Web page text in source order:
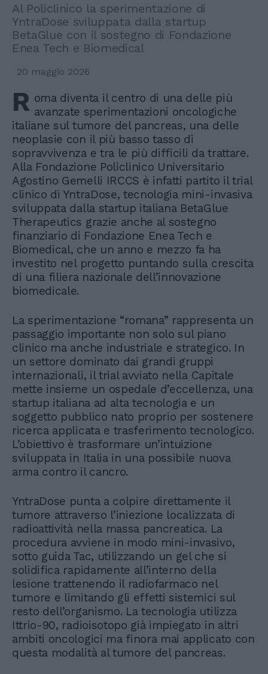
Al Policlinico la sperimentazione di
YntraDose sviluppata dalla startup
BetaGlue con il sostegno di Fondazione
Enea Tech e Biomedical
20 maggio 2026
R oma diventa il centro di una delle più
avanzate sperimentazioni oncologiche
italiane sul tumore del pancreas, una delle
neoplasie con il più basso tasso di
sopravvivenza e tra le più difficili da trattare.
Alla Fondazione Policlinico Universitario
Agostino Gemelli IRCCS è infatti partito il trial
clinico di YntraDose, tecnologia mini-invasiva
sviluppata dalla startup italiana BetaGlue
Therapeutics grazie anche al sostegno
finanziario di Fondazione Enea Tech e
Biomedical, che un anno e mezzo fa ha
investito nel progetto puntando sulla crescita
di una filiera nazionale dell’innovazione
biomedicale.
La sperimentazione “romana” rappresenta un
passaggio importante non solo sul piano
clinico ma anche industriale e strategico. In
un settore dominato dai grandi gruppi
internazionali, il trial avviato nella Capitale
mette insieme un ospedale d’eccellenza, una
startup italiana ad alta tecnologia e un
soggetto pubblico nato proprio per sostenere
ricerca applicata e trasferimento tecnologico.
L’obiettivo è trasformare un’intuizione
sviluppata in Italia in una possibile nuova
arma contro il cancro.
YntraDose punta a colpire direttamente il
tumore attraverso l’iniezione localizzata di
radioattività nella massa pancreatica. La
procedura avviene in modo mini-invasivo,
sotto guida Tac, utilizzando un gel che si
solidifica rapidamente all’interno della
lesione trattenendo il radiofarmaco nel
tumore e limitando gli effetti sistemici sul
resto dell’organismo. La tecnologia utilizza
Ittrio-90, radioisotopo già impiegato in altri
ambiti oncologici ma finora mai applicato con
questa modalità al tumore del pancreas.